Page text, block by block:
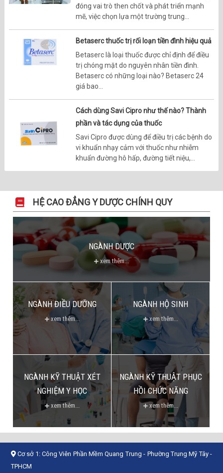
đóng vai trò then chốt và phát triển mạnh
mẽ, việc chọn lựa một trường trung...
Betaserc thuốc trị rối loạn tiền đình hiệu quả
Betaserc là loại thuốc được chỉ định để điều
trị chóng mặt do nguyên nhân tiền đình.
Betaserc có những loại nào? Betaserc 24
giá bao...
Cách dùng Savi Cipro như thế nào? Thành
phần và tác dụng của thuốc
Savi Cipro được dùng để điều trị các bệnh do
vi khuẩn nhạy cảm với thuốc như nhiễm
khuẩn đường hô hấp, đường tiết niệu,...
HỆ CAO ĐẲNG Y DƯỢC CHÍNH QUY
NGÀNH DƯỢC
xem thêm...
NGÀNH ĐIỀU DƯỠNG
xem thêm...
NGÀNH HỘ SINH
xem thêm...
NGÀNH KỸ THUẬT XÉT
NGHIỆM Y HỌC
xem thêm...
NGÀNH KỸ THUẬT PHỤC
HỒI CHỨC NĂNG
xem thêm...
Cơ sở 1: Công Viên Phần Mềm Quang Trung - Phường Trung Mỹ Tây -
TPHCM